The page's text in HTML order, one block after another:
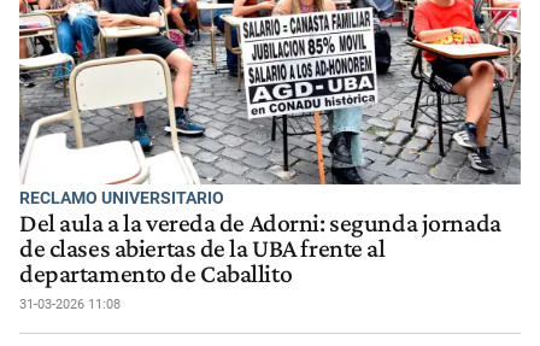
RECLAMO UNIVERSITARIO
Del aula a la vereda de Adorni: segunda jornada
de clases abiertas de la UBA frente al
departamento de Caballito
31-03-2026 11:08